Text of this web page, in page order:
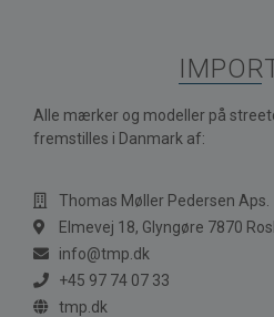
Alle mærker og modeller på
fremstilles i Danmark af:
Thomas Møller Pedersen Aps.
Elmevej 18, Glyngøre 7870
info@tmp.dk
+45 97 74 07 33
tmp.dk